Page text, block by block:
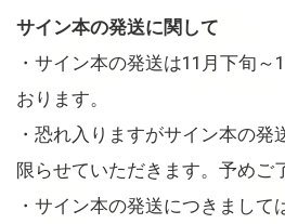
サイン本の発送に関して
・サイン本の発送は11月下旬～
おります。
・恐れ入りますがサイン本の発
限らせていただきます。予めご
・サイン本の発送につきまして